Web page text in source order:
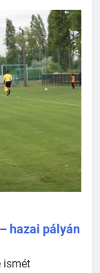
hazai pályán
ismét